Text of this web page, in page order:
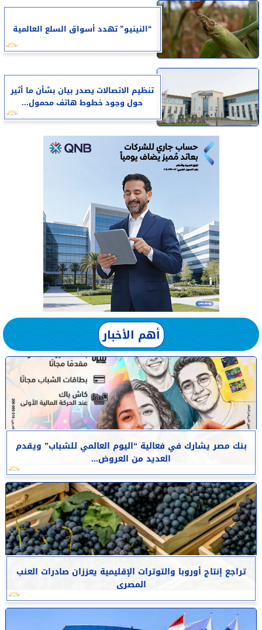
“النينيو” تهدد أسواق السلع العالمية
تنظيم الاتصالات يصدر بيان بشأن ما أثير
حول وجود خطوط هاتف محمول...
أهم الأخبار
بنك مصر يشارك في فعالية “اليوم العالمي للشباب” ويقدم
العديد من العروض...
تراجع إنتاج أوروبا والتوترات الإقليمية يعززان صادرات العنب
المصرى